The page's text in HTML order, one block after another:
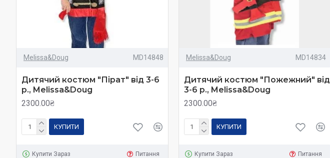
Melissa&Doug MD14848
Дитячий костюм "Пірат" від 3-6
р., Melissa&Doug
2300.00₴
КУПИТИ
Купити Зараз Питання
Melissa&Doug MD14834
Дитячий костюм "Пожежний" від
3-6 р., Melissa&Doug
2300.00₴
КУПИТИ
Купити Зараз Питання